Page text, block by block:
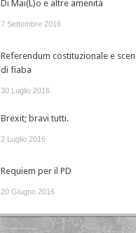
Di Mai(L)o e altre amenità
7 Settembre 2016
Referendum costituzionale e
di fiaba
30 Luglio 2016
Brexit; bravi tutti.
2 Luglio 2016
Requiem per il PD
20 Giugno 2016